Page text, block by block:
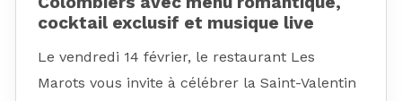
cocktail exclusif et musique live
Le vendredi 14 février, le restaurant Les
Marots vous invite à célébrer la Saint-Valentin